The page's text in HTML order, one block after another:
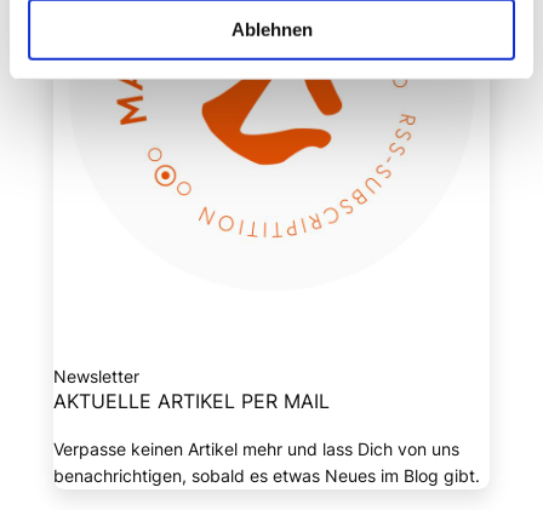
Ablehnen
Newsletter
AKTUELLE ARTIKEL PER MAIL
Verpasse keinen Artikel mehr und lass Dich von uns
benachrichtigen, sobald es etwas Neues im Blog gibt.